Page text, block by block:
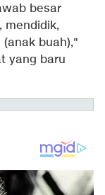
besar
mendidik,
buah),"
yang baru